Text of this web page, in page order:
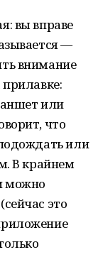
вы вправе
—
внимание
или
что
или
В крайнем
можно
это